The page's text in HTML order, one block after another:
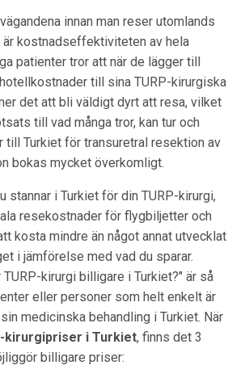
innan man reser utomlands
är kostnadseffektiviteten av hela
patienter tror att när de lägger till
till sina TURP-kirurgiska
det att bli väldigt dyrt att resa, vilket
till vad många tror, kan tur och
till Turkiet för transuretral resektion av
bokas mycket överkomligt.
stannar i Turkiet för din TURP-kirurgi,
resekostnader för flygbiljetter och
kosta mindre än något annat utvecklat
i jämförelse med vad du sparar.
TURP-kirurgi billigare i Turkiet?" är så
eller personer som helt enkelt är
medicinska behandling i Turkiet. När
kirurgipriser i Turkiet, finns det 3
billigare priser: